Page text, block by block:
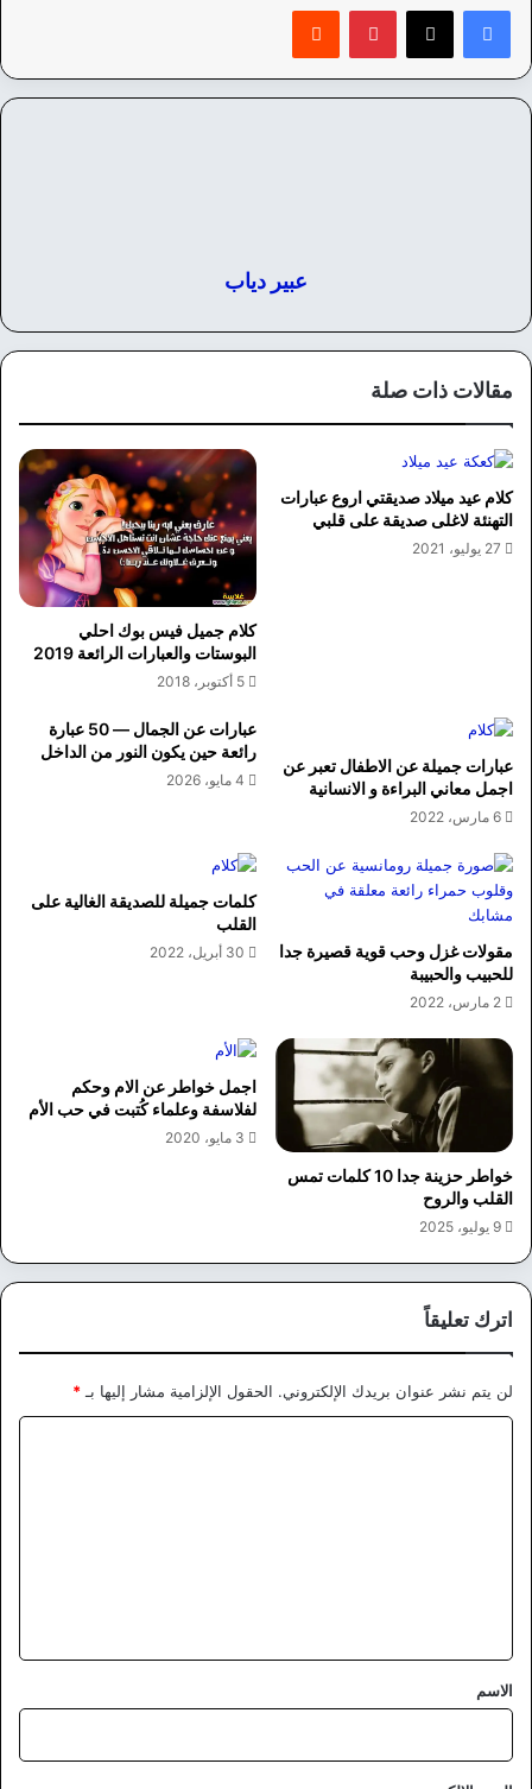
بينتيريست
عبير دياب
مقالات ذات صلة
كلام عيد ميلاد صديقتي اروع عبارات
التهنئة لاغلى صديقة على قلبي
27 يوليو، 2021
كلام جميل فيس بوك احلي
البوستات والعبارات الرائعة 2019
5 أكتوبر، 2018
عبارات جميلة عن الاطفال تعبر عن
اجمل معاني البراءة و الانسانية
6 مارس، 2022
عبارات عن الجمال — 50 عبارة
رائعة حين يكون النور من الداخل
4 مايو، 2026
مقولات غزل وحب قوية قصيرة جدا
للحبيب والحبيبة
2 مارس، 2022
كلمات جميلة للصديقة الغالية على
القلب
30 أبريل، 2022
خواطر حزينة جدا 10 كلمات تمس
القلب والروح
9 يوليو، 2025
اجمل خواطر عن الام وحكم
لفلاسفة وعلماء كُتبت في حب الأم
3 مايو، 2020
اترك تعليقاً
لن يتم نشر عنوان بريدك الإلكتروني. الحقول الإلزامية مشار إليها بـ *
*
الاسم